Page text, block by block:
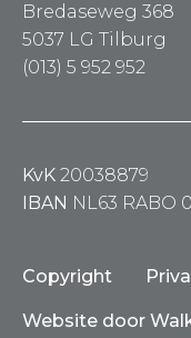
Bredaseweg 368
5037 LG Tilburg
(013) 5 952 952
KvK 20038879
IBAN NL63 RABO
Copyright
Website door